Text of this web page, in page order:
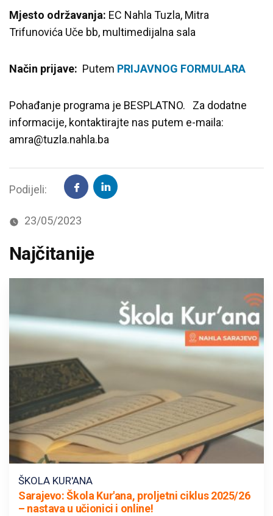
Mjesto održavanja: EC Nahla Tuzla, Mitra
Trifunovića Uče bb, multimedijalna sala
Način prijave: Putem PRIJAVNOG FORMULARA
Pohađanje programa je BESPLATNO. Za dodatne
informacije, kontaktirajte nas putem e-maila:
amra@tuzla.nahla.ba
Podijeli:
23/05/2023
Najčitanije
ŠKOLA KUR'ANA
Sarajevo: Škola Kur'ana, proljetni ciklus 2025/26
– nastava u učionici i online!